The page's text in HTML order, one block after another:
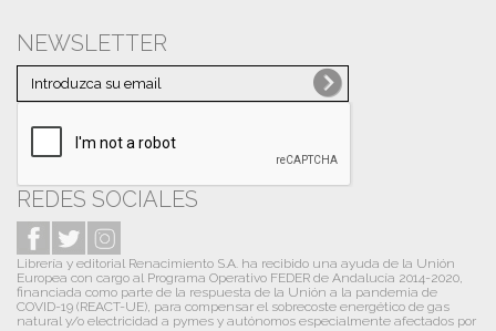
NEWSLETTER
REDES SOCIALES
Librería y editorial Renacimiento S.A. ha recibido una ayuda de la Unión
Europea con cargo al Programa Operativo FEDER de Andalucía 2014-2020,
financiada como parte de la respuesta de la Unión a la pandemia de
COVID-19 (REACT-UE), para compensar el sobrecoste energético de gas
natural y/o electricidad a pymes y autónomos especialmente afectados por